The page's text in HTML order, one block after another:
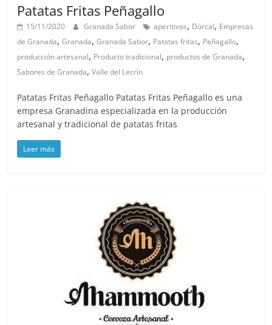
Patatas Fritas Peñagallo
15/11/2020 Granada Sabor aperitivos, Dúrcal, Empresas
de Granada,Granada,Granada Sabor, Patatas fritas, Peñagallo,
producción artesanal, Producto tradicional, productos de Granada,
Sabores de Granada,Valle del Lecrín
Patatas Fritas Peñagallo Patatas Fritas Peñagallo es una
empresa Granadina especializada en la producción
artesanal y tradicional de patatas fritas
Leer más